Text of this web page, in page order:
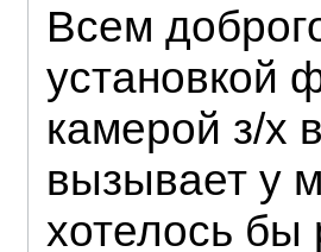
Всем
установкой
камерой з/х
вызывает у
хотелось бы